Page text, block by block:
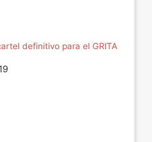
definitivo para el GRITA